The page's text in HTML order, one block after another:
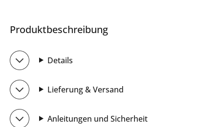
Produktbeschreibung
Details
Lieferung & Versand
Anleitungen und Sicherheit